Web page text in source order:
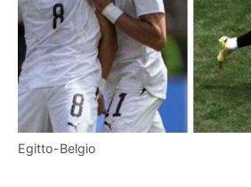
Egitto-Belgio